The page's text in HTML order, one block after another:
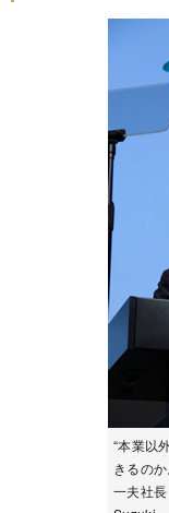
“本業以
きるの
一夫社